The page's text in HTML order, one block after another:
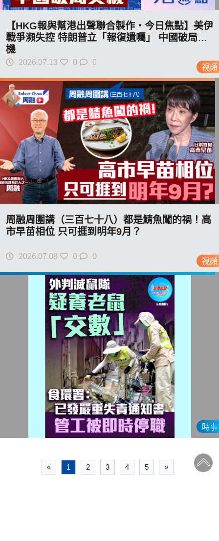
視頻
【HKG報與幫港出聲聯合製作‧今日焦點】美伊
戰爭瀕失控 特朗普立「報復遺囑」 中國破局契
機
2026.07.13 0 0
視頻
周融周圍講（三百七十八）都是鯖魚闖的禍！高
市早苗相位 只可捱到明年9月？
2026.07.08 0 0
時事
« 1 2 3 4 5 »